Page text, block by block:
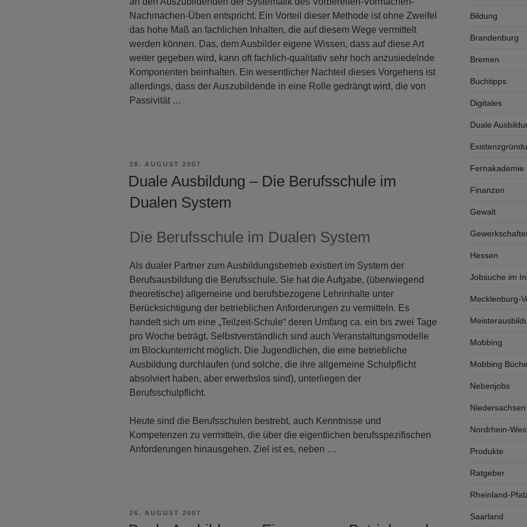
Nachmachen-Üben entspricht. Ein Vorteil dieser Methode ist ohne Zweifel
das hohe Maß an fachlichen Inhalten, die auf diesem Wege vermittelt
werden können. Das, dem Ausbilder eigene Wissen, dass auf diese Art
weiter gegeben wird, kann oft fachlich-qualitativ sehr hoch anzusiedelnde
Komponenten beinhalten. Ein wesentlicher Nachteil dieses Vorgehens ist
allerdings, dass der Auszubildende in eine Rolle gedrängt wird, die von
Passivität …
VERÖFFENTLICHT
28. AUGUST 2007
Duale Ausbildung – Die Berufsschule im
Dualen System
Die Berufsschule im Dualen System
Als dualer Partner zum Ausbildungsbetrieb existiert im System der
Berufsausbildung die Berufsschule. Sie hat die Aufgabe, (überwiegend
theoretische) allgemeine und berufsbezogene Lehrinhalte unter
Berücksichtigung der betrieblichen Anforderungen zu vermitteln. Es
handelt sich um eine „Teilzeit-Schule“ deren Umfang ca. ein bis zwei Tage
pro Woche beträgt. Selbstverständlich sind auch Veranstaltungsmodelle
im Blockunterricht möglich. Die Jugendlichen, die eine betriebliche
Ausbildung durchlaufen (und solche, die ihre allgemeine Schulpflicht
absolviert haben, aber erwerbslos sind), unterliegen der
Berufsschulpflicht.
Heute sind die Berufsschulen bestrebt, auch Kenntnisse und
Kompetenzen zu vermitteln, die über die eigentlichen berufsspezifischen
Anforderungen hinausgehen. Ziel ist es, neben …
VERÖFFENTLICHT
26. AUGUST 2007
Bildung
Brandenburg
Bremen
Buchtipps
Digitales
Duale
Fernakademie
Finanzen
Gewalt
Hessen
Jobsuche im
Mecklenburg-
Mobbing
Mobbing
Nebenjobs
Niedersachsen
Nordrhein-
Produkte
Ratgeber
Rheinland-
Saarland